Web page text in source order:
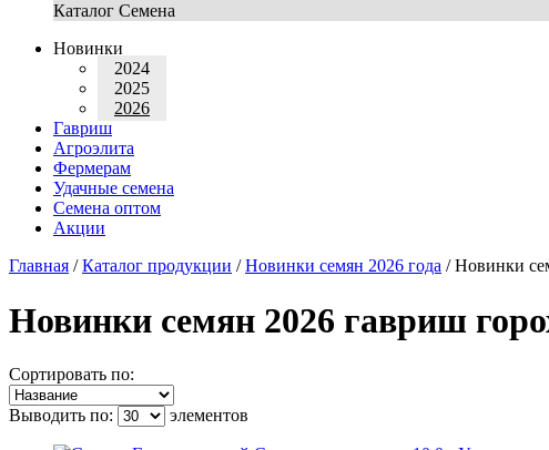
Каталог Семена
Новинки
2024
2025
2026
Гавриш
Агроэлита
Фермерам
Удачные семена
Семена оптом
Акции
Главная /Каталог продукции /Новинки семян 2026 года /Новинки
Новинки семян 2026 гавриш
Сортировать по:
Выводить по: элементов